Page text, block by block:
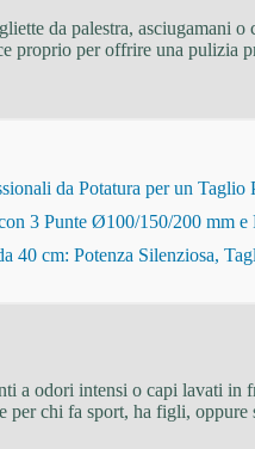
da palestra,
proprio per offrire una pulizia
da Potatura per un Taglio
3 Punte Ø100/150/200 mm
40 cm: Potenza Silenziosa,
a odori intensi o capi lavati in
per chi fa sport, ha figli,